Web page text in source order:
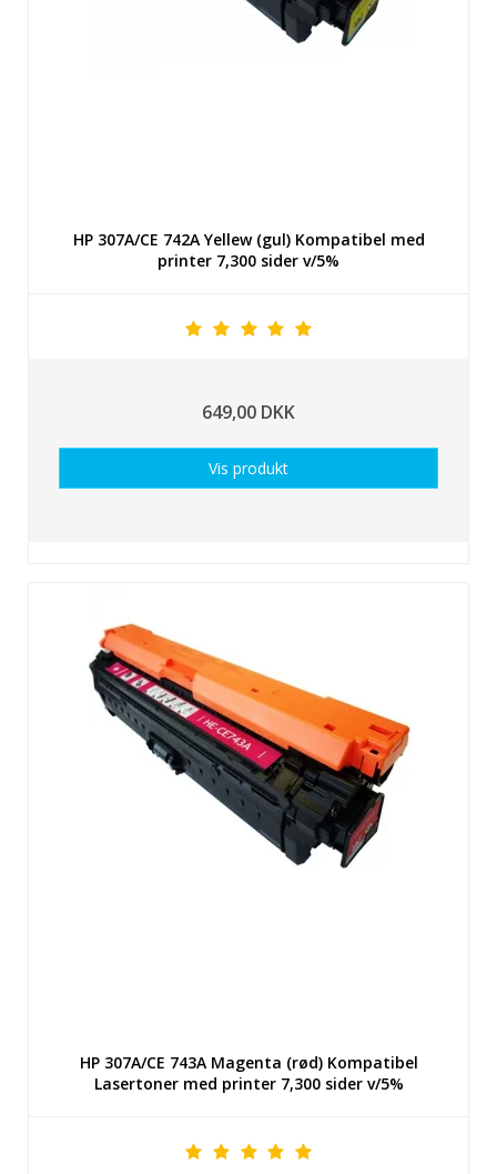
HP 307A/CE 742A Yellew (gul) Kompatibel med
printer 7,300 sider v/5%
649,00 DKK
Vis produkt
HP 307A/CE 743A Magenta (rød) Kompatibel
Lasertoner med printer 7,300 sider v/5%